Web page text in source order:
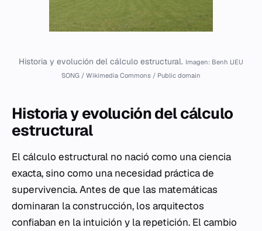
Historia y evolución del cálculo estructural. Imagen: Benh LIEU
SONG / Wikimedia Commons / Public domain
Historia y evolución del cálculo
estructural
El cálculo estructural no nació como una ciencia
exacta, sino como una necesidad práctica de
supervivencia. Antes de que las matemáticas
dominaran la construcción, los arquitectos
confiaban en la intuición y la repetición. El cambio